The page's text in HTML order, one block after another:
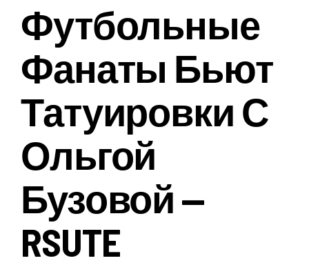
Футбольные
Фанаты Бьют
Татуировки С
Ольгой
Бузовой —
RSUTE